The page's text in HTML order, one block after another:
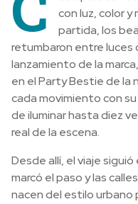
con luz, color y
partida, los
retumbaron entre luces
lanzamiento de la
en el Party Bestie de la
cada movimiento con
de iluminar hasta diez
real de la escena.
Desde allí, el viaje
marcó el paso y las
nacen del estilo urbano